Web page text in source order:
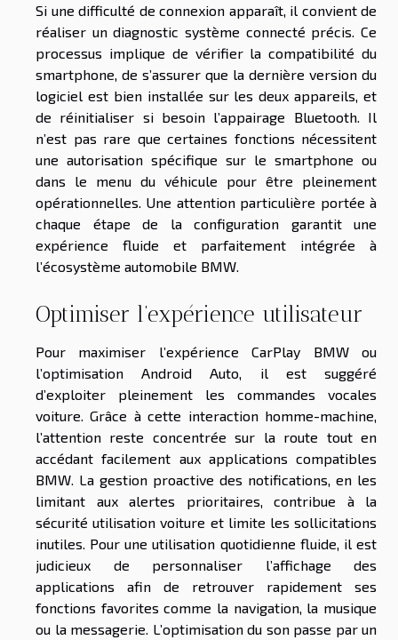
Si une difficulté de connexion apparaît, il convient de
réaliser un diagnostic système connecté précis. Ce
processus implique de vérifier la compatibilité du
smartphone, de s’assurer que la dernière version du
logiciel est bien installée sur les deux appareils, et
de réinitialiser si besoin l’appairage Bluetooth. Il
n’est pas rare que certaines fonctions nécessitent
une autorisation spécifique sur le smartphone ou
dans le menu du véhicule pour être pleinement
opérationnelles. Une attention particulière portée à
chaque étape de la configuration garantit une
expérience fluide et parfaitement intégrée à
l’écosystème automobile BMW.
Optimiser l’expérience utilisateur
Pour maximiser l’expérience CarPlay BMW ou
l’optimisation Android Auto, il est suggéré
d’exploiter pleinement les commandes vocales
voiture. Grâce à cette interaction homme-machine,
l’attention reste concentrée sur la route tout en
accédant facilement aux applications compatibles
BMW. La gestion proactive des notifications, en les
limitant aux alertes prioritaires, contribue à la
sécurité utilisation voiture et limite les sollicitations
inutiles. Pour une utilisation quotidienne fluide, il est
judicieux de personnaliser l’affichage des
applications afin de retrouver rapidement ses
fonctions favorites comme la navigation, la musique
ou la messagerie. L’optimisation du son passe par un